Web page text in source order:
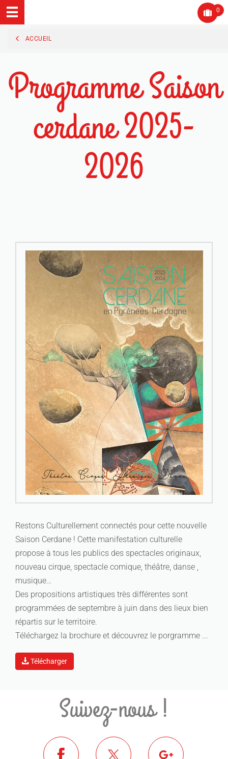
0
ACCUEIL
Programme Saison
cerdane 2025-
2026
Restons Culturellement connectés pour cette nouvelle
Saison Cerdane ! Cette manifestation culturelle
propose à tous les publics des spectacles originaux,
nouveau cirque, spectacle comique, théâtre, danse ,
musique…
Des propositions artistiques très différentes sont
programmées de septembre à juin dans des lieux bien
répartis sur le territoire.
Téléchargez la brochure et découvrez le porgramme ...
Télécharger
Suivez-nous !